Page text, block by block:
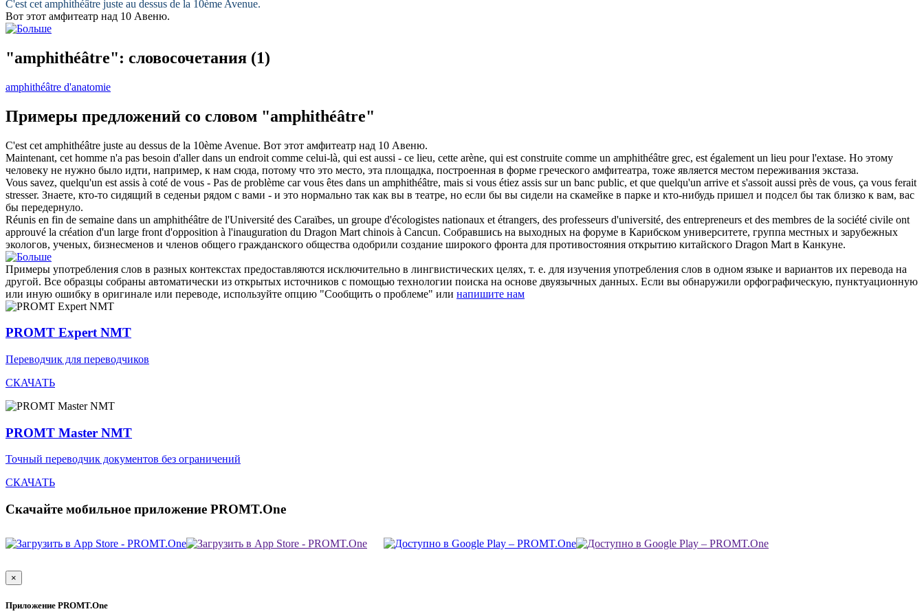
C'est cet amphithéâtre juste au dessus de la 10ème Avenue.
Вот этот амфитеатр над 10 Авеню.
"amphithéâtre": словосочетания (1)
amphithéâtre d'anatomie
Примеры предложений со словом "amphithéâtre"
C'est cet amphithéâtre juste au dessus de la 10ème Avenue. Вот этот амфитеатр над 10 Авеню.
Maintenant, cet homme n'a pas besoin d'aller dans un endroit comme celui-là, qui est aussi - ce lieu, cette arène, qui est construite comme un amphithéâtre grec, est également un lieu pour l'extase. Но этому
человеку не нужно было идти, например, к нам сюда, потому что это место, эта площадка, построенная в форме греческого амфитеатра, тоже является местом переживания экстаза.
Vous savez, quelqu'un est assis à coté de vous - Pas de problème car vous êtes dans un amphithéâtre, mais si vous étiez assis sur un banc public, et que quelqu'un arrive et s'assoit aussi près de vous, ça vous ferait
stresser. Знаете, кто-то сидящий в седеньи рядом с вами - и это нормально так как вы в театре, но если бы вы сидели на скамейке в парке и кто-нибудь пришел и подсел бы так близко к вам, вас
бы передернуло.
Réunis en fin de semaine dans un amphithéâtre de l'Université des Caraïbes, un groupe d'écologistes nationaux et étrangers, des professeurs d'université, des entrepreneurs et des membres de la société civile ont
approuvé la création d'un large front d'opposition à l'inauguration du Dragon Mart chinois à Cancun. Собравшись на выходных на форуме в Карибском университете, группа местных и зарубежных
экологов, ученых, бизнесменов и членов общего гражданского общества одобрили создание широкого фронта для противостояния открытию китайского Dragon Mart в Канкуне.
Примеры употребления слов в разных контекстах предоставляются исключительно в лингвистических целях, т. е. для изучения употребления слов в одном языке и вариантов их перевода на
другой. Все образцы собраны автоматически из открытых источников с помощью технологии поиска на основе двуязычных данных. Если вы обнаружили орфографическую, пунктуационную
или иную ошибку в оригинале или переводе, используйте опцию "Сообщить о проблеме" или напишите нам
PROMT Expert NMT
Переводчик для переводчиков
СКАЧАТЬ
PROMT Master NMT
Точный переводчик документов без ограничений
СКАЧАТЬ
Скачайте мобильное приложение PROMT.One
×
Приложение PROMT.One